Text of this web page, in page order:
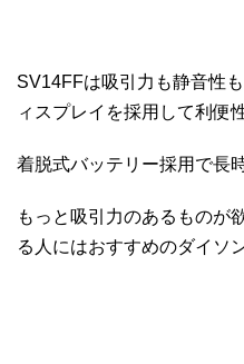
SV14FFは吸引力も静音性
ィスプレイを採用して利便
着脱式バッテリー採用で長
もっと吸引力のあるものが
る人にはおすすめのダイソ